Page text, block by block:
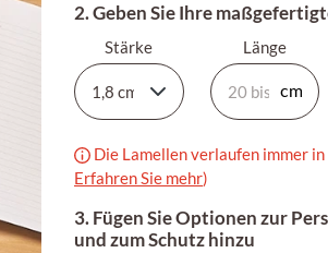
2. Geben Sie Ihre
Stärke Länge
Die Lamellen verlaufen immer
Erfahren Sie mehr)
3. Fügen Sie Optionen zur
und zum Schutz hinzu